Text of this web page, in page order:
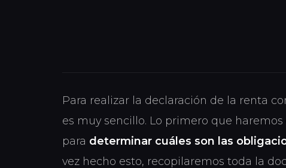
Para realizar la declaración de la renta
es muy sencillo. Lo primero que
para determinar cuáles son las
vez hecho esto, recopilaremos toda la